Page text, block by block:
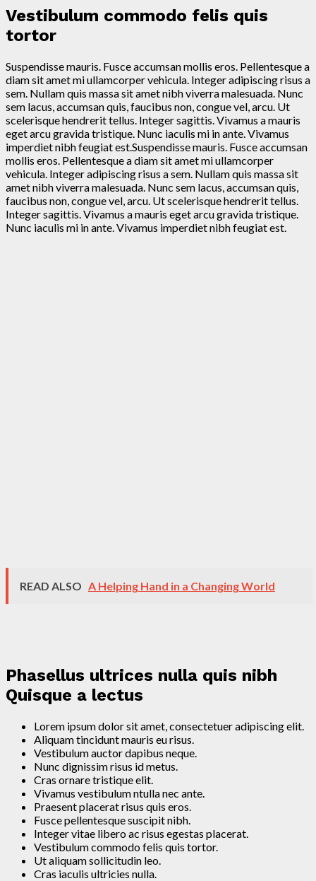
Vestibulum commodo felis quis
tortor
Suspendisse mauris. Fusce accumsan mollis eros. Pellentesque a
diam sit amet mi ullamcorper vehicula. Integer adipiscing risus a
sem. Nullam quis massa sit amet nibh viverra malesuada. Nunc
sem lacus, accumsan quis, faucibus non, congue vel, arcu. Ut
scelerisque hendrerit tellus. Integer sagittis. Vivamus a mauris
eget arcu gravida tristique. Nunc iaculis mi in ante. Vivamus
imperdiet nibh feugiat est.Suspendisse mauris. Fusce accumsan
mollis eros. Pellentesque a diam sit amet mi ullamcorper
vehicula. Integer adipiscing risus a sem. Nullam quis massa sit
amet nibh viverra malesuada. Nunc sem lacus, accumsan quis,
faucibus non, congue vel, arcu. Ut scelerisque hendrerit tellus.
Integer sagittis. Vivamus a mauris eget arcu gravida tristique.
Nunc iaculis mi in ante. Vivamus imperdiet nibh feugiat est.
READ ALSO A Helping Hand in a Changing World
Phasellus ultrices nulla quis nibh
Quisque a lectus
Lorem ipsum dolor sit amet, consectetuer adipiscing elit.
Aliquam tincidunt mauris eu risus.
Vestibulum auctor dapibus neque.
Nunc dignissim risus id metus.
Cras ornare tristique elit.
Vivamus vestibulum ntulla nec ante.
Praesent placerat risus quis eros.
Fusce pellentesque suscipit nibh.
Integer vitae libero ac risus egestas placerat.
Vestibulum commodo felis quis tortor.
Ut aliquam sollicitudin leo.
Cras iaculis ultricies nulla.